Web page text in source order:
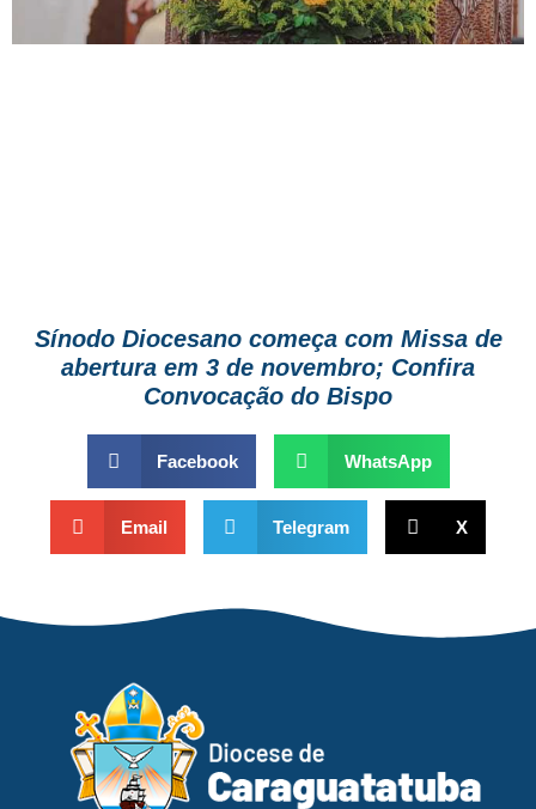
Sínodo Diocesano começa com Missa de
abertura em 3 de novembro; Confira
Convocação do Bispo
Facebook WhatsApp
Email Telegram X